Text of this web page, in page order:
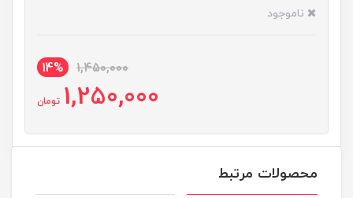
ناموجود
1,450,000
14%
1,250,000 تومان
محصولات مرتبط